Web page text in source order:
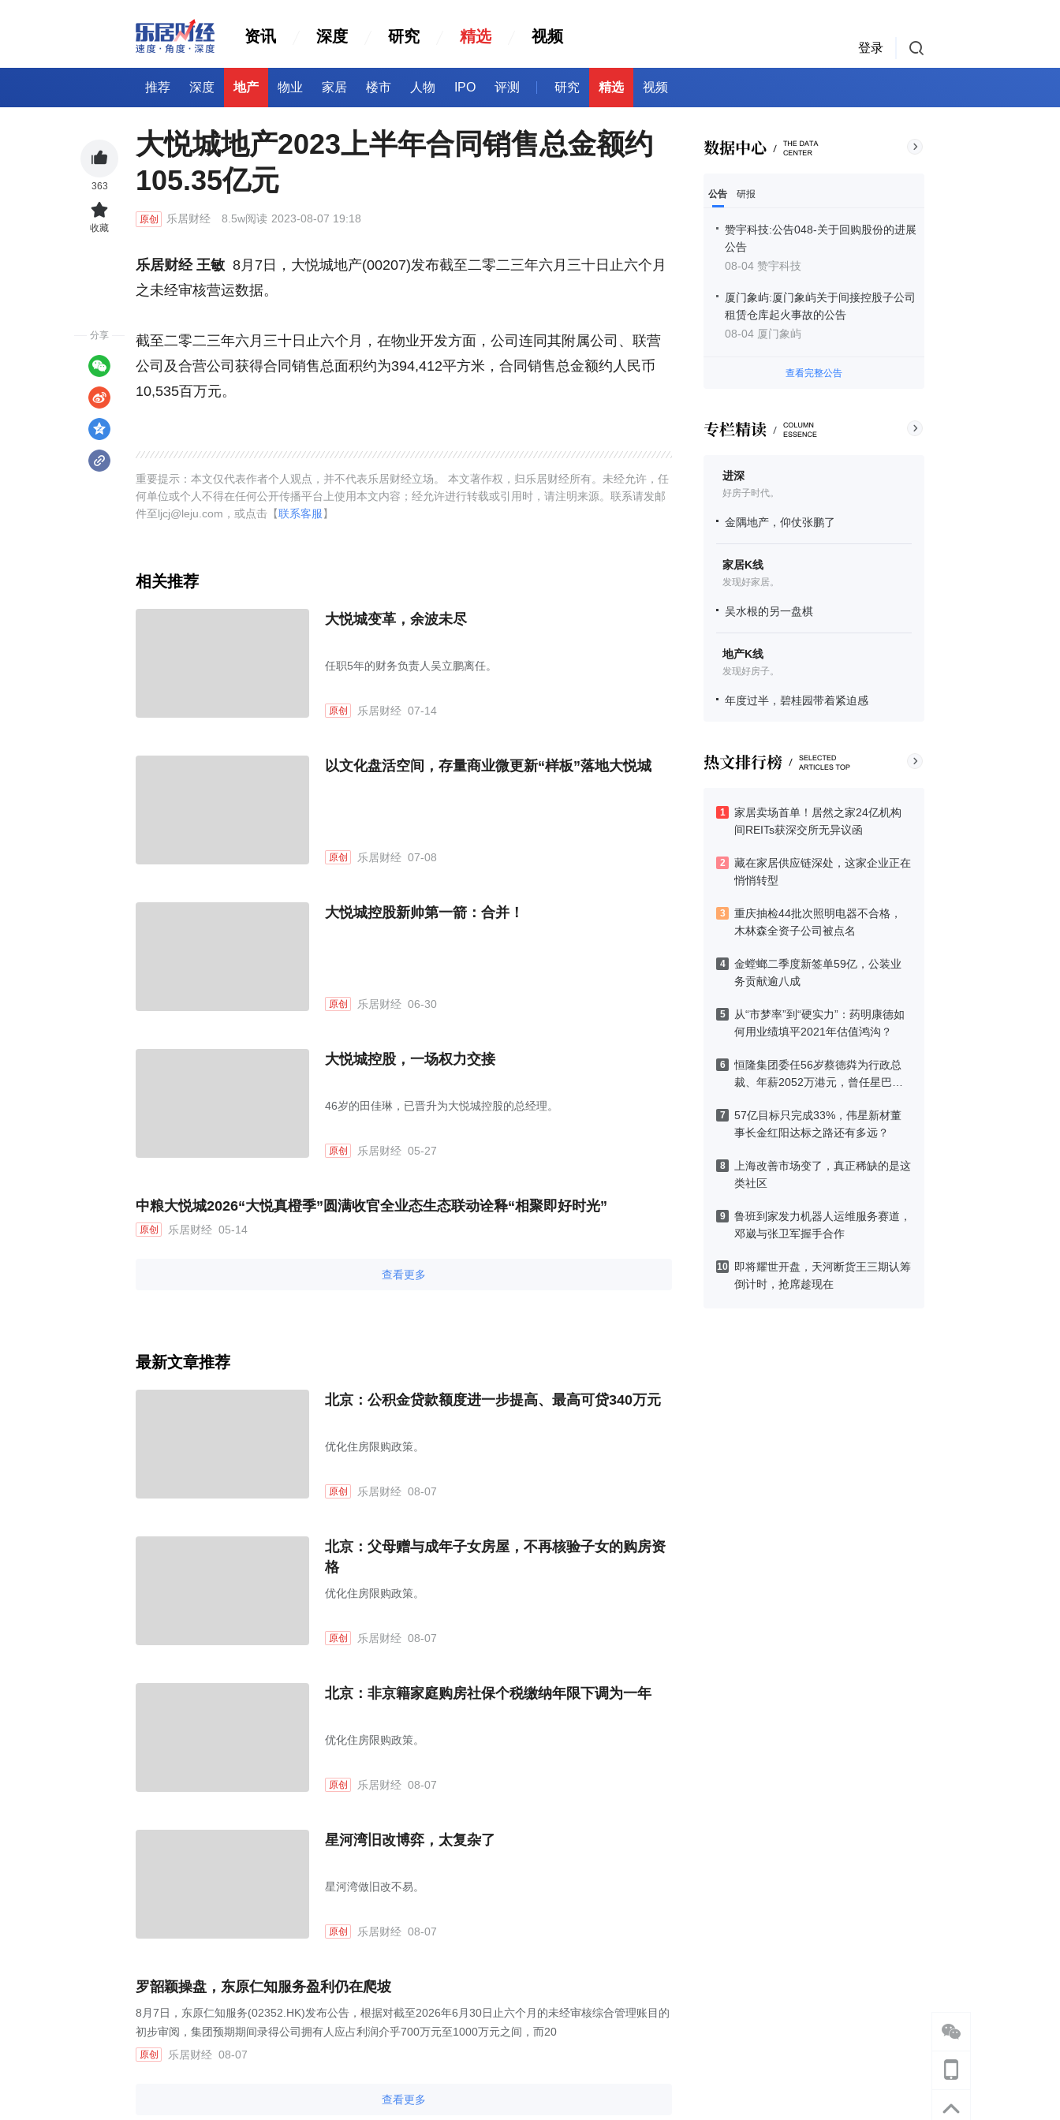
资讯 深度 研究 精选 视频
登录
推荐 深度 地产 物业 家居 楼市 人物 IPO 评测 研究 精选 视频
公告 研报
赞宇科技:公告048-关于回购股份的进展
公告
08-04 赞宇科技
厦门象屿:厦门象屿关于间接控股子公司
租赁仓库起火事故的公告
08-04 厦门象屿
查看完整公告
进深
好房子时代。
金隅地产，仰仗张鹏了
家居K线
发现好家居。
吴水根的另一盘棋
地产K线
发现好房子。
年度过半，碧桂园带着紧迫感
1
家居卖场首单！居然之家24亿机构
间REITs获深交所无异议函
2
藏在家居供应链深处，这家企业正在
悄悄转型
3
重庆抽检44批次照明电器不合格，
木林森全资子公司被点名
4
金螳螂二季度新签单59亿，公装业
务贡献逾八成
5
从“市梦率”到“硬实力”：药明康德如
何用业绩填平2021年估值鸿沟？
6
恒隆集团委任56岁蔡德粦为行政总
裁、年薪2052万港元，曾任星巴克
7
57亿目标只完成33%，伟星新材董
事长金红阳达标之路还有多远？
8
上海改善市场变了，真正稀缺的是这
类社区
9
鲁班到家发力机器人运维服务赛道，
邓崴与张卫军握手合作
10
即将耀世开盘，天河断货王三期认筹
倒计时，抢席趁现在
大悦城地产2023上半年合同销售总金额约
105.35亿元
原创 乐居财经 8.5w阅读 2023-08-07 19:18
乐居财经 王敏 8月7日，大悦城地产(00207)发布截至二零二三年六月三十日止六个月
之未经审核营运数据。
截至二零二三年六月三十日止六个月，在物业开发方面，公司连同其附属公司、联营
公司及合营公司获得合同销售总面积约为394,412平方米，合同销售总金额约人民币
10,535百万元。
重要提示：本文仅代表作者个人观点，并不代表乐居财经立场。 本文著作权，归乐居财经所有。未经允许，任
何单位或个人不得在任何公开传播平台上使用本文内容；经允许进行转载或引用时，请注明来源。联系请发邮
件至ljcj@leju.com，或点击【联系客服】
相关推荐
大悦城变革，余波未尽
任职5年的财务负责人吴立鹏离任。
原创 乐居财经 07-14
以文化盘活空间，存量商业微更新“样板”落地大悦城
原创 乐居财经 07-08
大悦城控股新帅第一箭：合并！
原创 乐居财经 06-30
大悦城控股，一场权力交接
46岁的田佳琳，已晋升为大悦城控股的总经理。
原创 乐居财经 05-27
中粮大悦城2026“大悦真橙季”圆满收官全业态生态联动诠释“相聚即好时光”
原创 乐居财经 05-14
查看更多
最新文章推荐
北京：公积金贷款额度进一步提高、最高可贷340万元
优化住房限购政策。
原创 乐居财经 08-07
北京：父母赠与成年子女房屋，不再核验子女的购房资
格
优化住房限购政策。
原创 乐居财经 08-07
北京：非京籍家庭购房社保个税缴纳年限下调为一年
优化住房限购政策。
原创 乐居财经 08-07
星河湾旧改博弈，太复杂了
星河湾做旧改不易。
原创 乐居财经 08-07
罗韶颖操盘，东原仁知服务盈利仍在爬坡
8月7日，东原仁知服务(02352.HK)发布公告，根据对截至2026年6月30日止六个月的未经审核综合管理账目的
初步审阅，集团预期期间录得公司拥有人应占利润介乎700万元至1000万元之间，而20
原创 乐居财经 08-07
查看更多
363
收藏
分享